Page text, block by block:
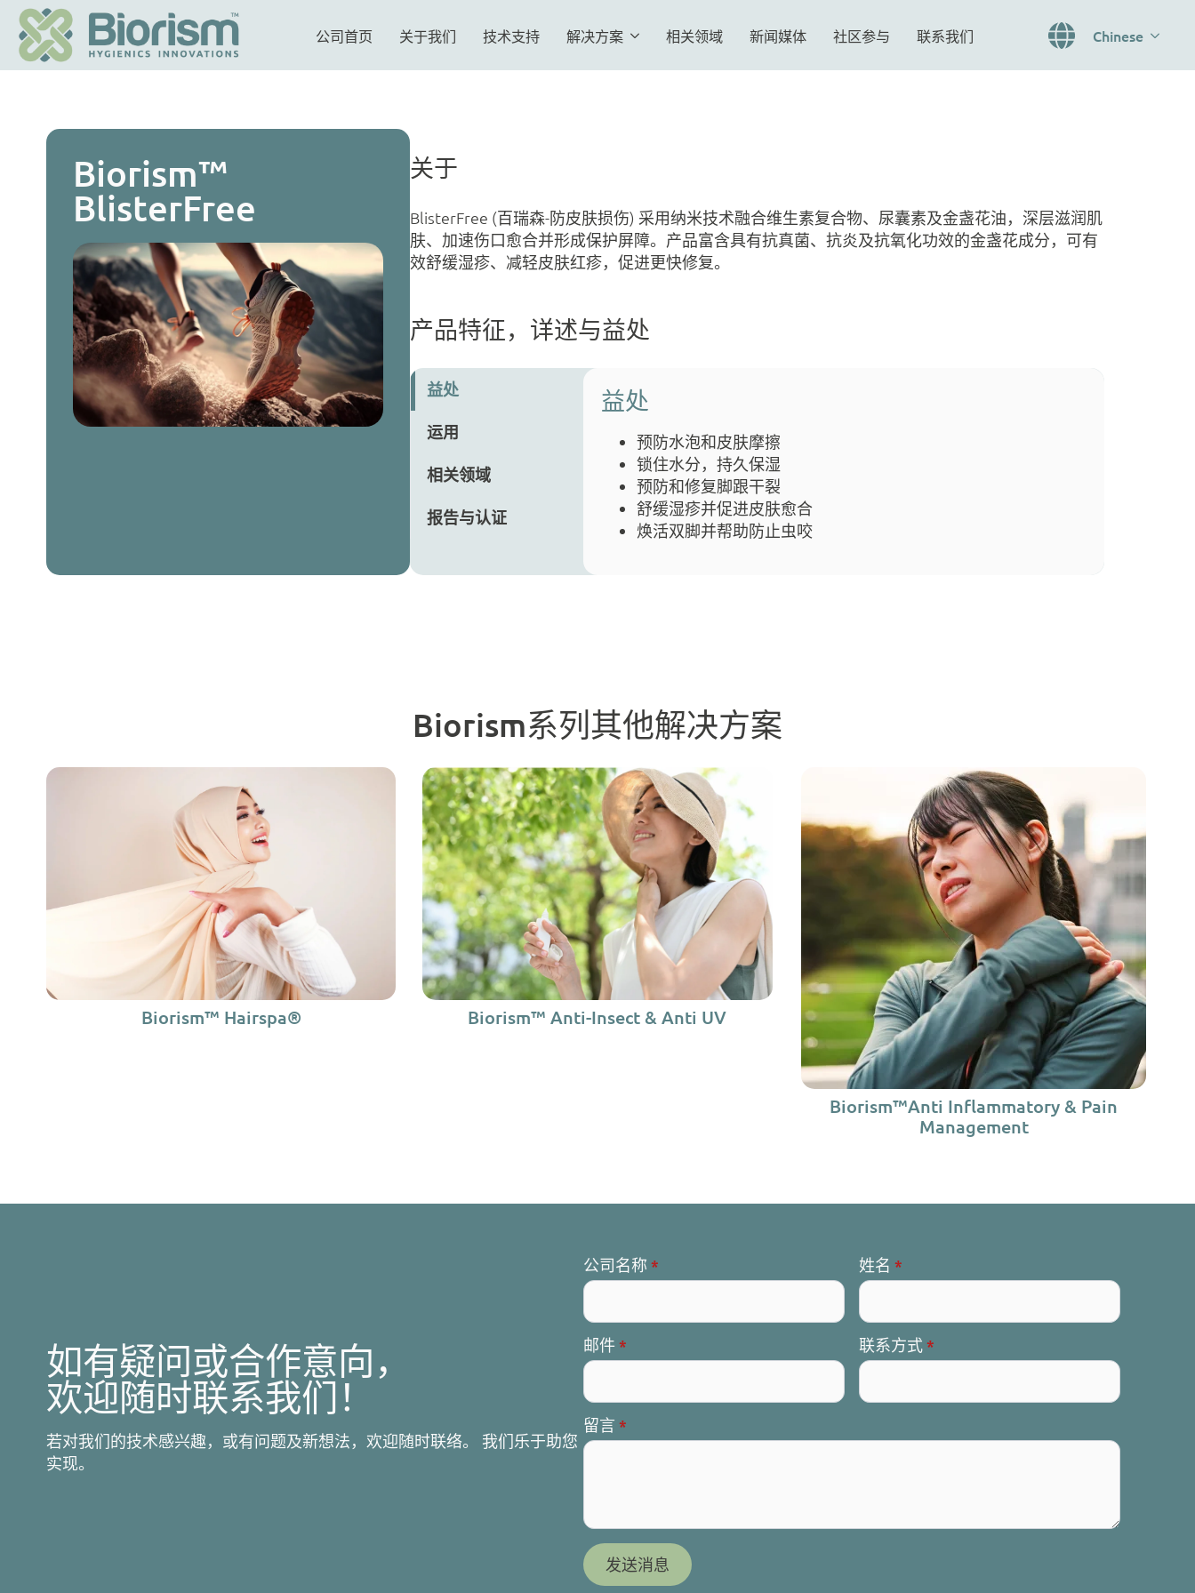
公司首页 关于我们 技术支持 解决方案 相关领域 新闻媒体 社区参与 联系我们 Chinese
Biorism™
BlisterFree
关于
BlisterFree (百瑞森-防皮肤损伤) 采用纳米技术融合维生素复合物、尿囊素及金盏花油，深层滋润肌
肤、加速伤口愈合并形成保护屏障。产品富含具有抗真菌、抗炎及抗氧化功效的金盏花成分，可有
效舒缓湿疹、减轻皮肤红疹，促进更快修复。
产品特征，详述与益处
益处
运用
相关领域
报告与认证
益处
预防水泡和皮肤摩擦
锁住水分，持久保湿
预防和修复脚跟干裂
舒缓湿疹并促进皮肤愈合
焕活双脚并帮助防止虫咬
Biorism系列其他解决方案
Biorism™ Hairspa® Biorism™ Anti-Insect & Anti UV
Biorism™Anti Inflammatory & Pain
Management
如有疑问或合作意向，
欢迎随时联系我们！
若对我们的技术感兴趣，或有问题及新想法，欢迎随时联络。 我们乐于助您
实现。
公司名称 * 姓名 *
邮件* 联系方式*
留言 *
发送消息